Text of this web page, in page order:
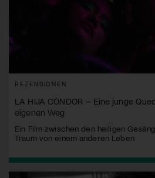
REZENSIONEN
LA HIJA CÓNDOR – Eine junge
eigenen Weg
Ein Film zwischen den heiligen
Traum von einem anderen Leben